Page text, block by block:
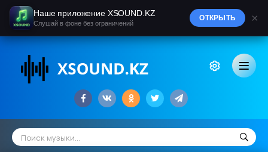
Наше приложение XSOUND.KZ
Слушай в фоне без ограничений
ОТКРЫТЬ ×